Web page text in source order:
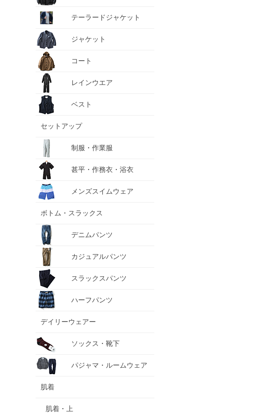
テーラードジャケット
ジャケット
コート
レインウエア
ベスト
セットアップ
制服・作業服
甚平・作務衣・浴衣
メンズスイムウェア
ボトム・スラックス
デニムパンツ
カジュアルパンツ
スラックスパンツ
ハーフパンツ
デイリーウェアー
ソックス・靴下
パジャマ・ルームウェア
肌着
肌着・上